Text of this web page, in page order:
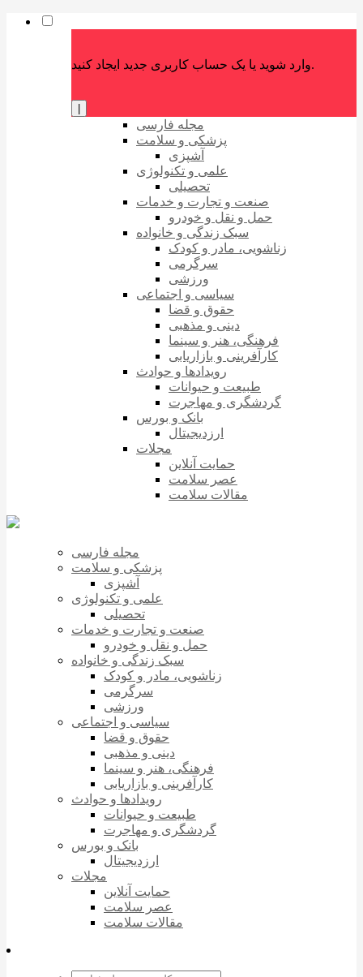
وارد شوید یا یک حساب کاربری جدید ایجاد کنید.
مجله فارسی
پزشکی و سلامت
آشپزی
علمی و تکنولوژی
تحصیلی
صنعت و تجارت و خدمات
حمل و نقل و خودرو
سبک زندگی و خانواده
زناشویی، مادر و کودک
سرگرمی
ورزشی
سیاسی و اجتماعی
حقوق و قضا
دینی و مذهبی
فرهنگی، هنر و سینما
کارآفرینی و بازاریابی
رویدادها و حوادث
طبیعت و حیوانات
گردشگری و مهاجرت
بانک و بورس
ارزدیجیتال
مجلات
حمایت آنلاین
عصر سلامت
مقالات سلامت
مجله فارسی
پزشکی و سلامت
آشپزی
علمی و تکنولوژی
تحصیلی
صنعت و تجارت و خدمات
حمل و نقل و خودرو
سبک زندگی و خانواده
زناشویی، مادر و کودک
سرگرمی
ورزشی
سیاسی و اجتماعی
حقوق و قضا
دینی و مذهبی
فرهنگی، هنر و سینما
کارآفرینی و بازاریابی
رویدادها و حوادث
طبیعت و حیوانات
گردشگری و مهاجرت
بانک و بورس
ارزدیجیتال
مجلات
حمایت آنلاین
عصر سلامت
مقالات سلامت